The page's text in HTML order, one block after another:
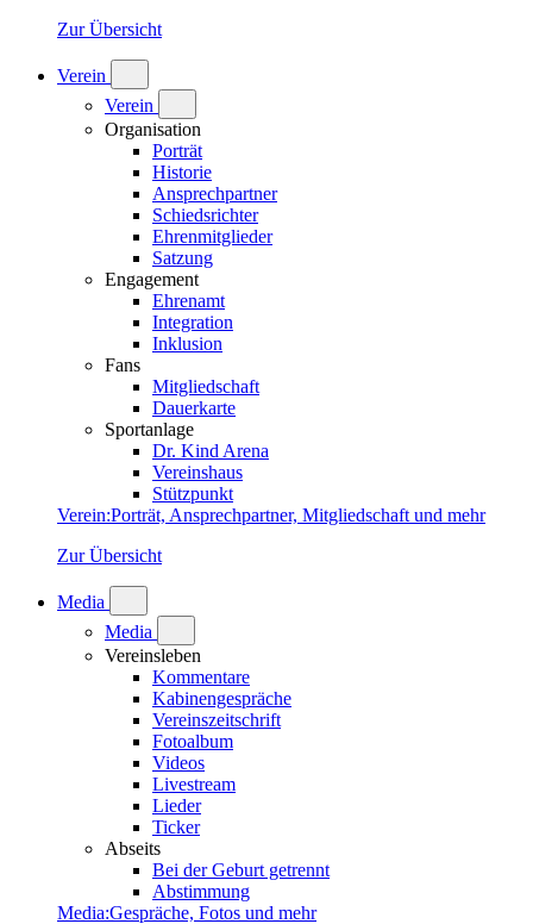
Zur Übersicht
Verein
Verein
Organisation
Porträt
Historie
Ansprechpartner
Schiedsrichter
Ehrenmitglieder
Satzung
Engagement
Ehrenamt
Integration
Inklusion
Fans
Mitgliedschaft
Dauerkarte
Sportanlage
Dr. Kind Arena
Vereinshaus
Stützpunkt
Verein:Porträt, Ansprechpartner, Mitgliedschaft und mehr
Zur Übersicht
Media
Media
Vereinsleben
Kommentare
Kabinengespräche
Vereinszeitschrift
Fotoalbum
Videos
Livestream
Lieder
Ticker
Abseits
Bei der Geburt getrennt
Abstimmung
Media:Gespräche, Fotos und mehr